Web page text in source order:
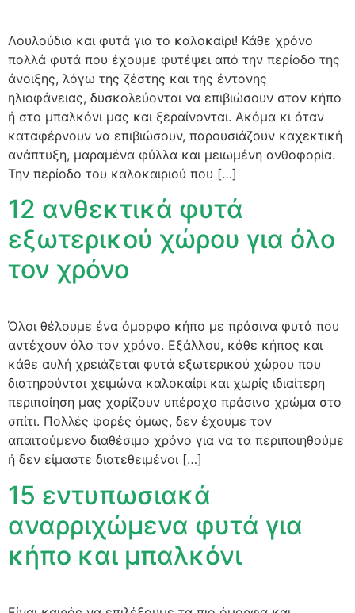
Λουλούδια και φυτά για το καλοκαίρι! Κάθε χρόνο
πολλά φυτά που έχουμε φυτέψει από την περίοδο της
άνοιξης, λόγω της ζέστης και της έντονης
ηλιοφάνειας, δυσκολεύονται να επιβιώσουν στον κήπο
ή στο μπαλκόνι μας και ξεραίνονται. Ακόμα κι όταν
καταφέρνουν να επιβιώσουν, παρουσιάζουν καχεκτική
ανάπτυξη, μαραμένα φύλλα και μειωμένη ανθοφορία.
Την περίοδο του καλοκαιριού που […]
12 ανθεκτικά φυτά
εξωτερικού χώρου για όλο
τον χρόνο
Όλοι θέλουμε ένα όμορφο κήπο με πράσινα φυτά που
αντέχουν όλο τον χρόνο. Εξάλλου, κάθε κήπος και
κάθε αυλή χρειάζεται φυτά εξωτερικού χώρου που
διατηρούνται χειμώνα καλοκαίρι και χωρίς ιδιαίτερη
περιποίηση μας χαρίζουν υπέροχο πράσινο χρώμα στο
σπίτι. Πολλές φορές όμως, δεν έχουμε τον
απαιτούμενο διαθέσιμο χρόνο για να τα περιποιηθούμε
ή δεν είμαστε διατεθειμένοι […]
15 εντυπωσιακά
αναρριχώμενα φυτά για
κήπο και μπαλκόνι